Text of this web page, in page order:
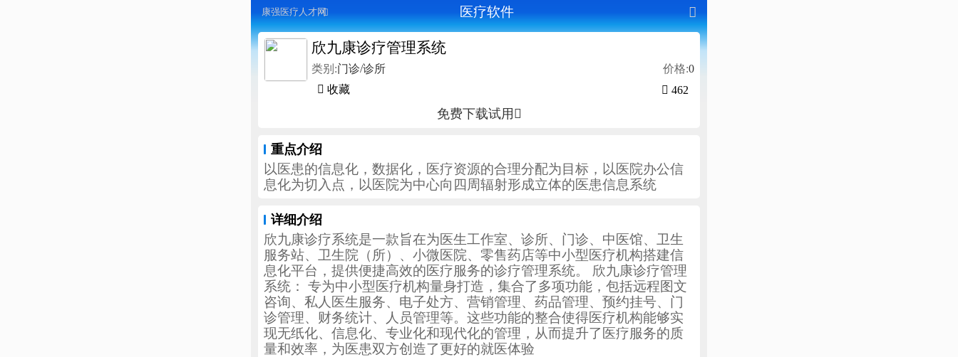
康强医疗人才网 医疗软件 
欣九康诊疗管理系统
类别:门诊/诊所 价格:0
 收藏
 462
免费下载试用 
重点介绍
以医患的信息化，数据化，医疗资源的合理分配为目标，以医院办公信
息化为切入点，以医院为中心向四周辐射形成立体的医患信息系统
详细介绍
欣九康诊疗系统是一款旨在为医生工作室、诊所、门诊、中医馆、卫生
服务站、卫生院（所）、小微医院、零售药店等中小型医疗机构搭建信
息化平台，提供便捷高效的医疗服务的诊疗管理系统。 欣九康诊疗管理
系统： 专为中小型医疗机构量身打造，集合了多项功能，包括远程图文
咨询、私人医生服务、电子处方、营销管理、药品管理、预约挂号、门
诊管理、财务统计、人员管理等。这些功能的整合使得医疗机构能够实
现无纸化、信息化、专业化和现代化的管理，从而提升了医疗服务的质
量和效率，为医患双方创造了更好的就医体验